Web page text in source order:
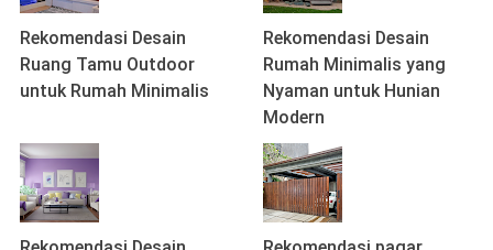
Rekomendasi Desain
Ruang Tamu Outdoor
untuk Rumah Minimalis
Rekomendasi Desain
Rumah Minimalis yang
Nyaman untuk Hunian
Modern